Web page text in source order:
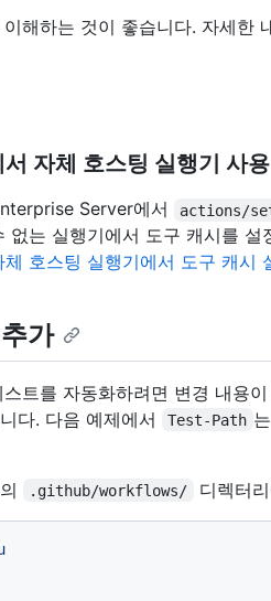
해하는 것이 좋습니다. 자세한
자체 호스팅 실행기 사용
Server에서 actions/
없는 실행기에서 도구 캐시를
호스팅 실행기에서 도구 캐시
가
트를 자동화하려면 변경 내용
다. 다음 예제에서
Test-Path 는
.github/workflows/ 디렉터